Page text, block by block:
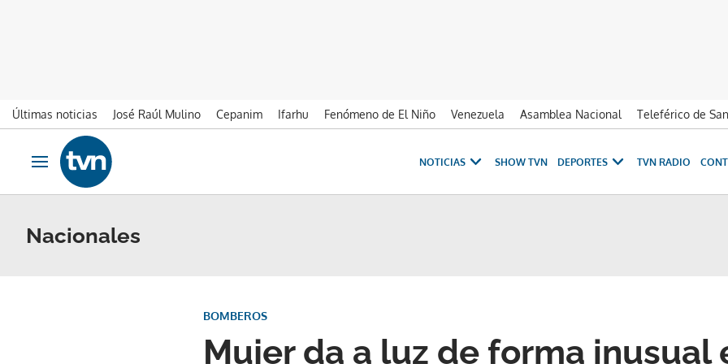
Últimas noticias José Raúl Mulino Cepanim Ifarhu Fenómeno de El Niño Venezuela Asamblea Nacional Teleférico de
Ir al contenido
Obrir navegació
NOTICIAS SHOW TVN DEPORTES TVN RADIO
Nacionales
Mujer da a luz de forma inusual
BOMBEROS